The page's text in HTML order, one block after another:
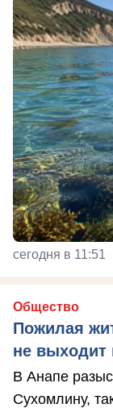
сегодня в 11:51
Общество
Пожилая
не выходит
В Анапе
Сухомлину,